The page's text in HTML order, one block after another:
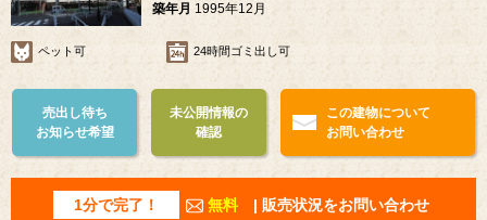
築年月 1995年12月
ペット可 24時間ゴミ出し可
売出し待ち
お知らせ希望
未公開情報の
確認
この建物について
お問い合わせ
1分で完了！ 無料 | 販売状況をお問い合わせ